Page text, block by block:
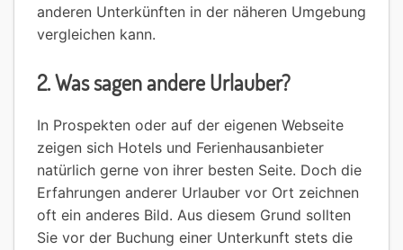
anderen Unterkünften in der näheren Umgebung
vergleichen kann.
2. Was sagen andere Urlauber?
In Prospekten oder auf der eigenen Webseite
zeigen sich Hotels und Ferienhausanbieter
natürlich gerne von ihrer besten Seite. Doch die
Erfahrungen anderer Urlauber vor Ort zeichnen
oft ein anderes Bild. Aus diesem Grund sollten
Sie vor der Buchung einer Unterkunft stets die